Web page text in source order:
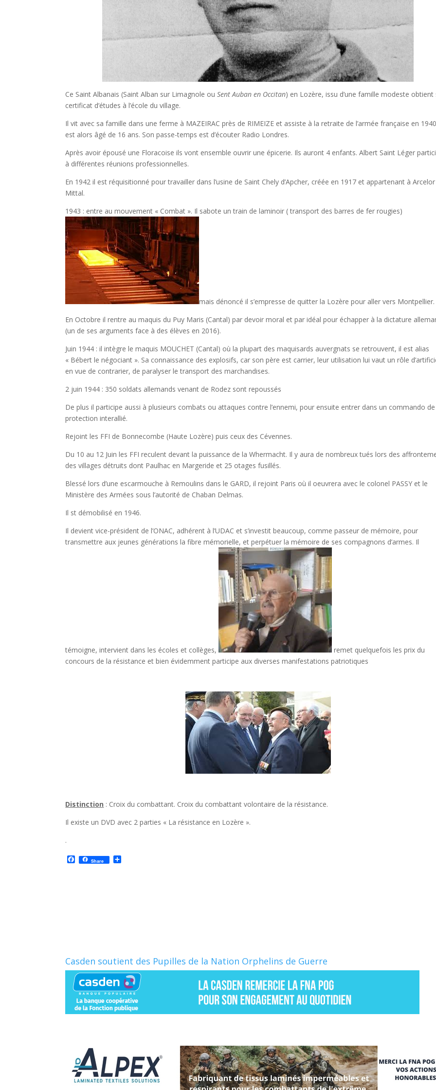
Ce Saint Albanais (Saint Alban sur Limagnole ouSent Auban en Occitan) en Lozère, issu d’une famille modeste obtient
certificat d’études à l’école du village.
Il vit avec sa famille dans une ferme à MAZEIRAC près de RIMEIZE et assiste à la retraite de l’armée française en
est alors âgé de 16 ans. Son passe-temps est d’écouter Radio Londres.
Après avoir épousé une Floracoise ils vont ensemble ouvrir une épicerie. Ils auront 4 enfants. Albert Saint Léger
à différentes réunions professionnelles.
En 1942 il est réquisitionné pour travailler dans l’usine de Saint Chely d’Apcher, créée en 1917 et appartenant à Arcelor
Mittal.
1943 : entre au mouvement « Combat ». Il sabote un train de laminoir ( transport des barres de fer rougies)
mais dénoncé il s’empresse de quitter la Lozère pour aller vers Montpellier.
En Octobre il rentre au maquis du Puy Maris (Cantal) par devoir moral et par idéal pour échapper à la dictature
(un de ses arguments face à des élèves en 2016).
Juin 1944 : il intègre le maquis MOUCHET (Cantal) où la plupart des maquisards auvergnats se retrouvent, il est alias
« Bébert le négociant ». Sa connaissance des explosifs, car son père est carrier, leur utilisation lui vaut un rôle
en vue de contrarier, de paralyser le transport des marchandises.
2 juin 1944 : 350 soldats allemands venant de Rodez sont repoussés
De plus il participe aussi à plusieurs combats ou attaques contre l’ennemi, pour ensuite entrer dans un commando de
protection interallié.
Rejoint les FFI de Bonnecombe (Haute Lozère) puis ceux des Cévennes.
Du 10 au 12 Juin les FFI reculent devant la puissance de la Whermacht. Il y aura de nombreux tués lors des
des villages détruits dont Paulhac en Margeride et 25 otages fusillés.
Blessé lors d’une escarmouche à Remoulins dans le GARD, il rejoint Paris où il oeuvrera avec le colonel PASSY et le
Ministère des Armées sous l’autorité de Chaban Delmas.
Il st démobilisé en 1946.
Il devient vice-président de l’ONAC, adhérent à l’UDAC et s’investit beaucoup, comme passeur de mémoire, pour
transmettre aux jeunes générations la fibre mémorielle, et perpétuer la mémoire de ses compagnons d’armes. Il
témoigne, intervient dans les écoles et collèges,
remet quelquefois les prix du
concours de la résistance et bien évidemment participe aux diverses manifestations patriotiques
Distinction : Croix du combattant. Croix du combattant volontaire de la résistance.
Il existe un DVD avec 2 parties « La résistance en Lozère ».
.
F
a
Share
Casden soutient des Pupilles de la Nation Orphelins de Guerre